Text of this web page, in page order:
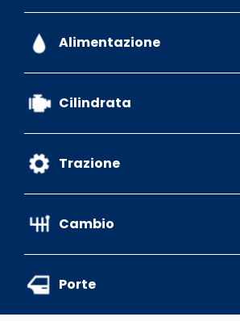
Alimentazione
Cilindrata
Trazione
Cambio
Porte